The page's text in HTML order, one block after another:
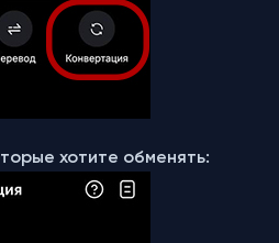
хотите обменять: